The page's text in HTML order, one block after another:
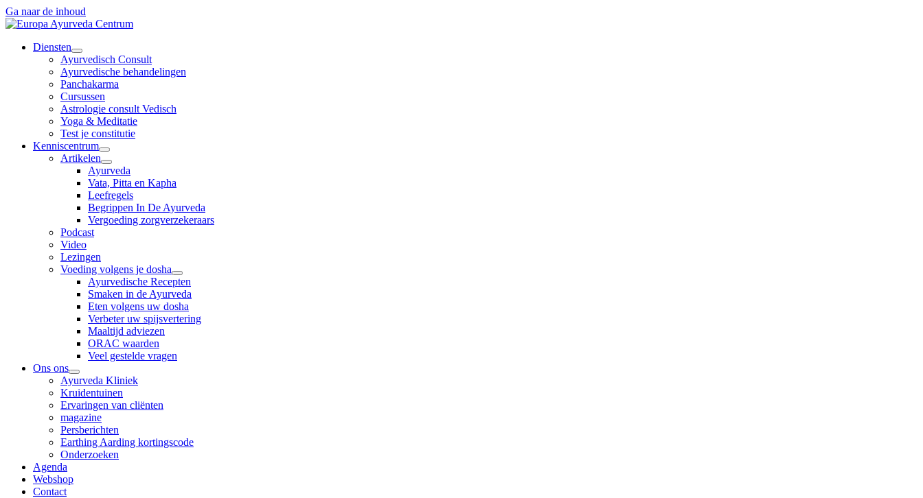
Ga naar de inhoud
Diensten
Ayurvedisch Consult
Ayurvedische behandelingen
Panchakarma
Cursussen
Astrologie consult Vedisch
Yoga & Meditatie
Test je constitutie
Kenniscentrum
Artikelen
Ayurveda
Vata, Pitta en Kapha
Leefregels
Begrippen In De Ayurveda
Vergoeding zorgverzekeraars
Podcast
Video
Lezingen
Voeding volgens je dosha
Ayurvedische Recepten
Smaken in de Ayurveda
Eten volgens uw dosha
Verbeter uw spijsvertering
Maaltijd adviezen
ORAC waarden
Veel gestelde vragen
Ons ons
Ayurveda Kliniek
Kruidentuinen
Ervaringen van cliënten
magazine
Persberichten
Earthing Aarding kortingscode
Onderzoeken
Agenda
Webshop
Contact